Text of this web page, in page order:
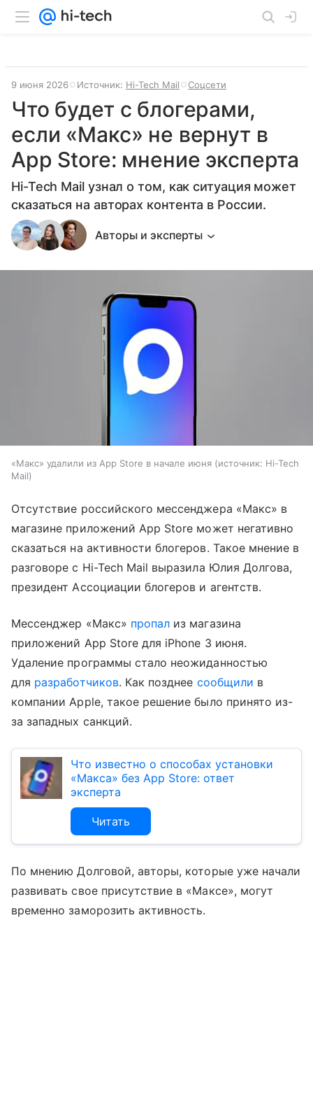
9 июня 2026 Источник: Hi-Tech Mail Соцсети
Что будет с блогерами,
если «Макс» не вернут в
App Store: мнение эксперта
Hi-Tech Mail узнал о том, как ситуация может
сказаться на авторах контента в России.
Авторы и эксперты
«Макс» удалили из App Store в начале июня источник: Hi-Tech
Mail
Отсутствие российского мессенджера «Макс» в
магазине приложений App Store может негативно
сказаться на активности блогеров. Такое мнение в
разговоре с Hi-Tech Mail выразила Юлия Долгова,
президент Ассоциации блогеров и агентств.
Мессенджер «Макс» пропал из магазина
приложений App Store для iPhone 3 июня.
Удаление программы стало неожиданностью
для разработчиков. Как позднее сообщили в
компании Apple, такое решение было принято из-
за западных санкций.
Что известно о способах установки
«Макса» без App Store: ответ
эксперта
Читать
По мнению Долговой, авторы, которые уже начали
развивать свое присутствие в «Максе», могут
временно заморозить активность.